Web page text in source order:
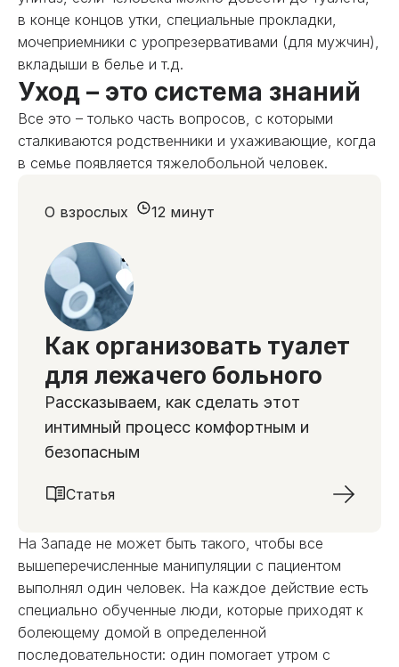
в конце концов утки, специальные прокладки,
мочеприемники с уропрезервативами (для мужчин),
вкладыши в белье и т.д.
Уход – это система знаний
Все это – только часть вопросов, с которыми
сталкиваются родственники и ухаживающие, когда
в семье появляется тяжелобольной человек.
Как организовать туалет
для лежачего больного
Рассказываем, как сделать этот
интимный процесс комфортным и
безопасным
О взрослых
Статья
12 минут
На Западе не может быть такого, чтобы все
вышеперечисленные манипуляции с пациентом
выполнял один человек. На каждое действие есть
специально обученные люди, которые приходят к
болеющему домой в определенной
последовательности: один помогает утром с